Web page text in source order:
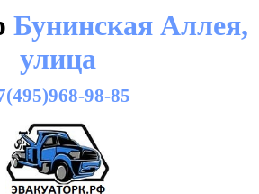
Бунинская Аллея,
улица
98-85